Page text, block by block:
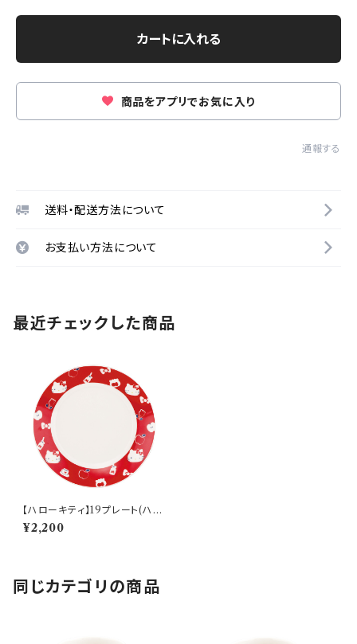
カートに入れる
商品をアプリでお気に入り
通報する
送料・配送方法について
お支払い方法について
最近チェックした商品
【ハローキティ】19プレート(ハロ
ーキティ)【HK200】HK203-3
30
¥2,200
同じカテゴリの商品